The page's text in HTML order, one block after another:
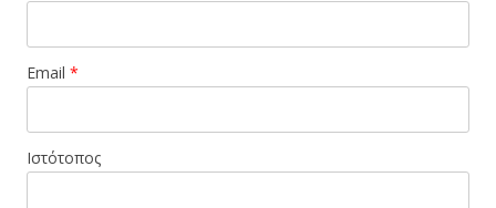
Email *
Ιστότοπος